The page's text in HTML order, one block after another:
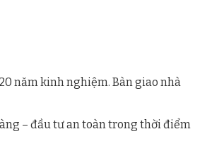
năm kinh nghiệm. Bàn giao nhà
– đầu tư an toàn trong thời điểm